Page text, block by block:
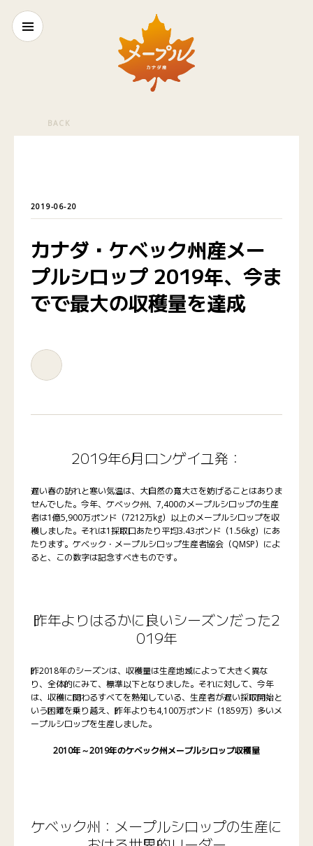
BACK
2019-06-20
カナダ・ケベック州産メー
プルシロップ 2019年、今ま
でで最大の収穫量を達成
2019年6月ロンゲイユ発：
遅い春の訪れと寒い気温は、大自然の寛大さを妨げることはありま
せんでした。今年、ケベック州、7,400のメープルシロップの生産
者は1億5,900万ポンド（7212万kg）以上のメープルシロップを収
穫しました。それは1採取口あたり平均3.43ポンド（1.56kg）にあ
たります。ケベック・メープルシロップ生産者協会（QMSP）によ
ると、この数字は記念すべきものです。
昨年よりはるかに良いシーズンだった2
019年
昨2018年のシーズンは、収穫量は生産地域によって大きく異な
り、全体的にみて、標準以下となりました。それに対して、今年
は、収穫に関わるすべてを熟知している、生産者が遅い採取開始と
いう困難を乗り越え、昨年よりも4,100万ポンド（1859万）多いメ
ープルシロップを生産しました。
2010年～2019年のケベック州メープルシロップ収穫量
ケベック州：メープルシロップの生産に